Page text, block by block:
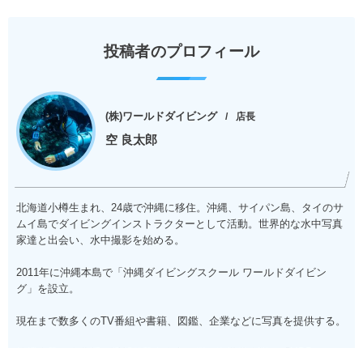
投稿者のプロフィール
(株)ワールドダイビング 店長
空 良太郎
北海道小樽生まれ、24歳で沖縄に移住。沖縄、サイパン島、タイのサ
ムイ島でダイビングインストラクターとして活動。世界的な水中写真
家達と出会い、水中撮影を始める。
2011年に沖縄本島で「沖縄ダイビングスクール ワールドダイビン
グ」を設立。
現在まで数多くのTV番組や書籍、図鑑、企業などに写真を提供する。